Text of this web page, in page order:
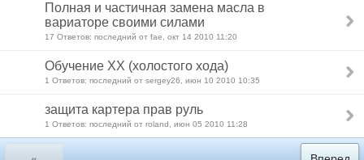
Полная и частичная замена масла в
вариаторе своими силами
17 Ответов: последний от fae, окт 14 2010 11:20
Обучение ХХ (холостого хода)
1 Ответов: последний от sergey26, июн 10 2010 10:35
защита картера прав руль
1 Ответов: последний от roland, июн 05 2010 11:28